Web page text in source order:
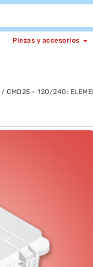
Piezas y accesorios
/ CMD25 – 120/240: